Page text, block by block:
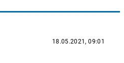
18.05.2021, 09:01